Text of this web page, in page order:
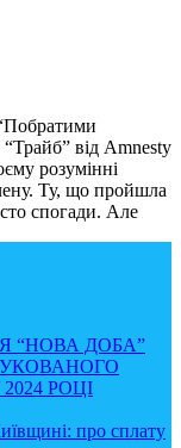
від Amnesty
розумінні
Ту, що пройшла
спогади. Але
“НОВА ДОБА”
РОЦІ
про сплату